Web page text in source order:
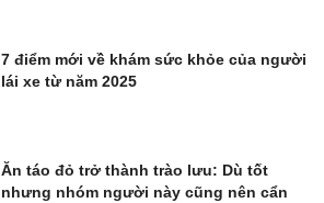
7 điểm mới về khám sức khỏe của người
lái xe từ năm 2025
Ăn táo đỏ trở thành trào lưu: Dù tốt
nhưng nhóm người này cũng nên cẩn